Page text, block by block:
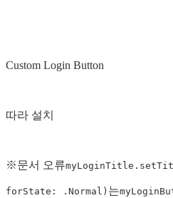
Custom Login Button
따라 설치
※문서 오류
forState: .Normal) 는